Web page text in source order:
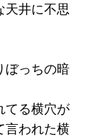
天井に不思
ぼっちの暗
てる横穴が
言われた横